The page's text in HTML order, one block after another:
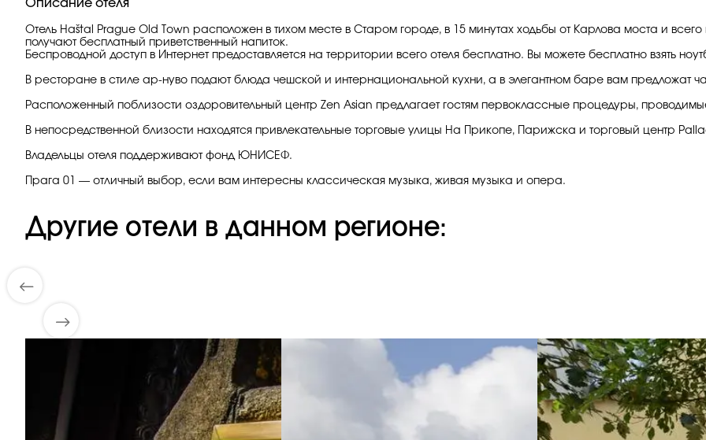
Описание отеля
Отель Haštal Prague Old Town расположен в тихом месте в Старом городе, в 15 минутах ходьбы от Карлова моста и
получают бесплатный приветственный напиток.
Беспроводной доступ в Интернет предоставляется на территории всего отеля бесплатно. Вы можете бесплатно взять
В ресторане в стиле ар-нуво подают блюда чешской и интернациональной кухни, а в элегантном баре вам предложат
Расположенный поблизости оздоровительный центр Zen Asian предлагает гостям первоклассные процедуры,
В непосредственной близости находятся привлекательные торговые улицы На Прикопе, Парижска и торговый центр
Владельцы отеля поддерживают фонд ЮНИСЕФ.
Прага 01 — отличный выбор, если вам интересны классическая музыка, живая музыка и опера.
Другие отели в данном регионе: